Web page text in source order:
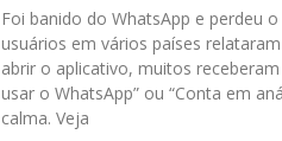
Foi banido do WhatsApp e perdeu
usuários em vários países
abrir o aplicativo, muitos
usar o WhatsApp” ou “Conta em
calma. Veja